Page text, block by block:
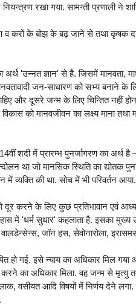
रखा गया. सामन्ती प्रणाली ने
व करों के बोझ के बढ़ जाने से तथा कृषक
अर्थ 'उन्नत ज्ञान' से है. जिसमें मानवता,
जन-साधारण को सभ्य बनाने के
और दूसरे जन्म के लिए चिन्तित नहीं
विकास को मानवजीवन का लक्ष्य माना
शदी में प्रारम्भ पुनर्जागरण का
था जो मानसिक स्थिति का द्योतक
में व्यक्ति की था. सोच में भी परिवर्तन आया.
को दूर करने के लिए कुछ प्रतिभावान एवं
में 'धर्म सुधार' कहलाता है. इसका मुख्य
जॉन हस, सेवोनारोला,
हो गई. इसे न्याय का अधिकार मिल
करने का अधिकार मिला. वह जन्म से
वसीयत आदि विषयों में निर्णय देने